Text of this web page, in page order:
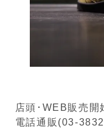
店頭･WEB販売開
電話通販(03-